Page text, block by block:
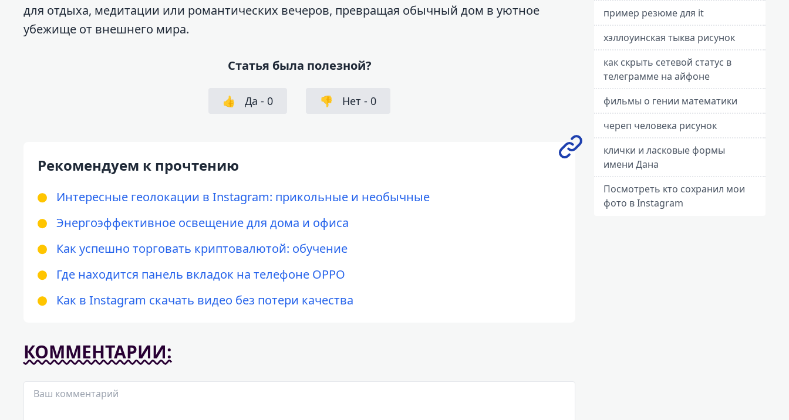
для отдыха, медитации или романтических вечеров, превращая обычный дом в уютное
убежище от внешнего мира.
Статья была полезной?
👍 Да - 0 👎 Нет - 0
Рекомендуем к прочтению
Интересные геолокации в Instagram: прикольные и необычные
Энергоэффективное освещение для дома и офиса
Как успешно торговать криптовалютой: обучение
Где находится панель вкладок на телефоне OPPO
Как в Instagram скачать видео без потери качества
КОММЕНТАРИИ:
пример резюме для it
хэллоуинская тыква рисунок
как скрыть сетевой статус в
телеграмме на айфоне
фильмы о гении математики
череп человека рисунок
клички и ласковые формы
имени Дана
Посмотреть кто сохранил мои
фото в Instagram